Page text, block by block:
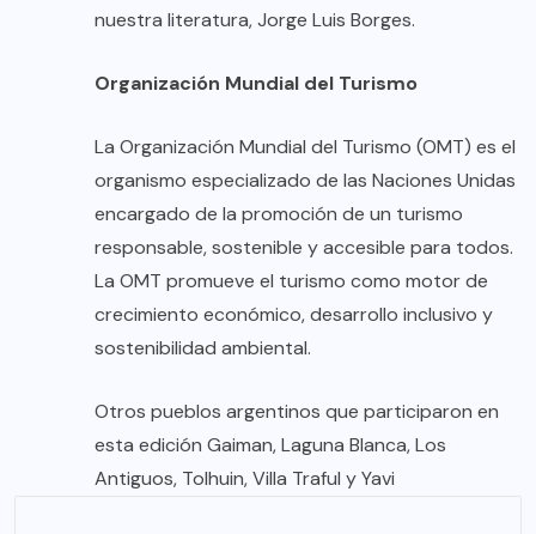
nuestra literatura, Jorge Luis Borges.
Organización Mundial del Turismo
La Organización Mundial del Turismo (OMT) es el
organismo especializado de las Naciones Unidas
encargado de la promoción de un turismo
responsable, sostenible y accesible para todos.
La OMT promueve el turismo como motor de
crecimiento económico, desarrollo inclusivo y
sostenibilidad ambiental.
Otros pueblos argentinos que participaron en
esta edición Gaiman, Laguna Blanca, Los
Antiguos, Tolhuin, Villa Traful y Yavi